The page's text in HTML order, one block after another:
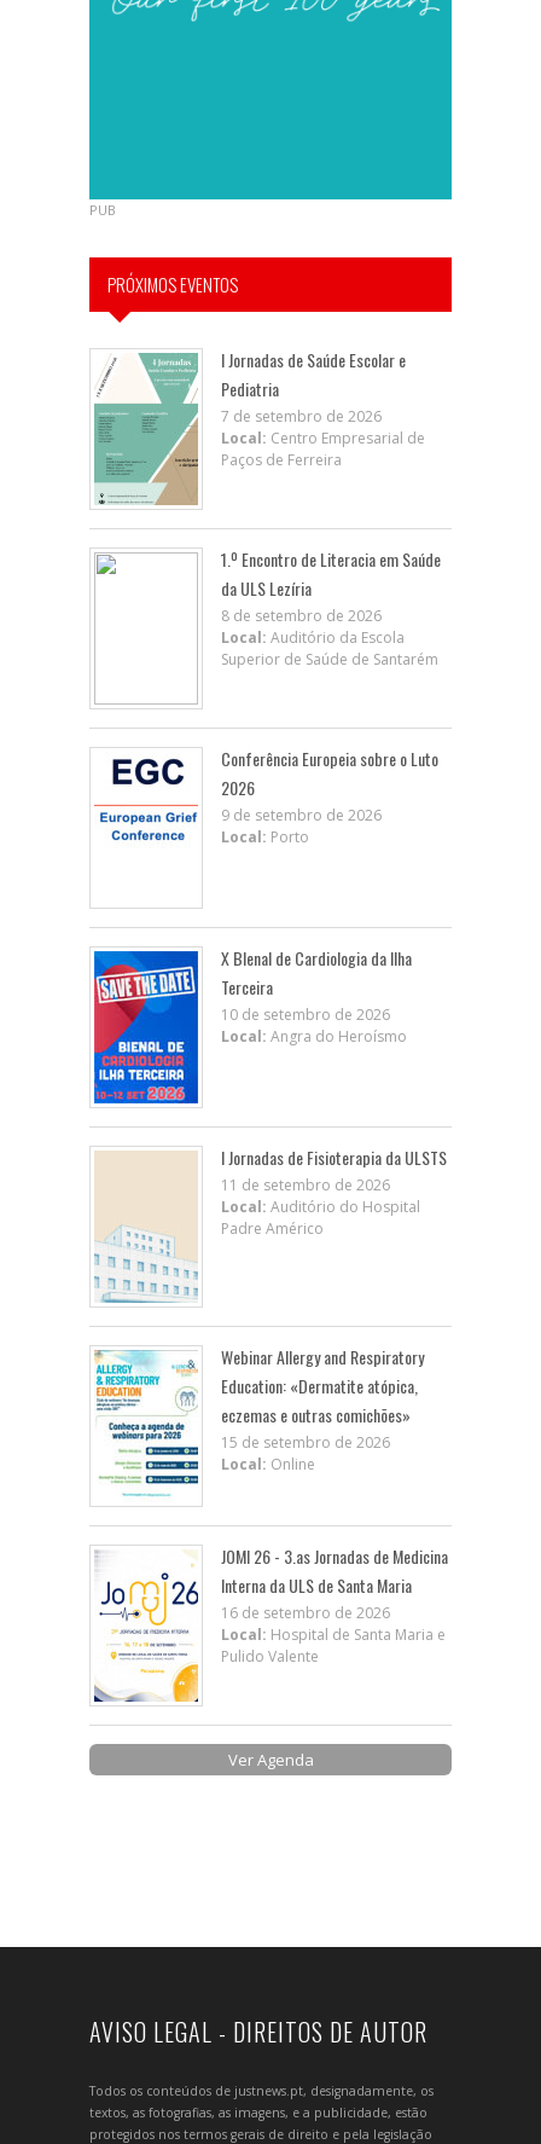
PUB
PRÓXIMOS EVENTOS
I Jornadas de Saúde Escolar e
Pediatria
7 de setembro de 2026
Local: Centro Empresarial de
Paços de Ferreira
1.º Encontro de Literacia em Saúde
da ULS Lezíria
8 de setembro de 2026
Local: Auditório da Escola
Superior de Saúde de Santarém
Conferência Europeia sobre o Luto
2026
9 de setembro de 2026
Local: Porto
X BIenal de Cardiologia da Ilha
Terceira
10 de setembro de 2026
Local: Angra do Heroísmo
I Jornadas de Fisioterapia da ULSTS
11 de setembro de 2026
Local: Auditório do Hospital
Padre Américo
Webinar Allergy and Respiratory
Education: «Dermatite atópica,
eczemas e outras comichões»
15 de setembro de 2026
Local: Online
JOMI 26 - 3.as Jornadas de Medicina
Interna da ULS de Santa Maria
16 de setembro de 2026
Local: Hospital de Santa Maria e
Pulido Valente
Ver Agenda
AVISO LEGAL - DIREITOS DE AUTOR
Todos os conteúdos de justnews.pt, designadamente, os
textos, as fotografias, as imagens, e a publicidade, estão
protegidos nos termos gerais de direito e pela legislação